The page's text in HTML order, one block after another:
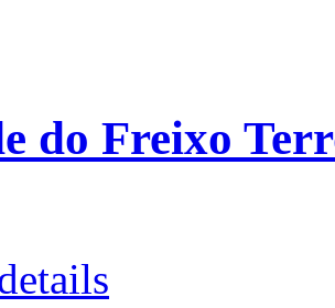
do Freixo